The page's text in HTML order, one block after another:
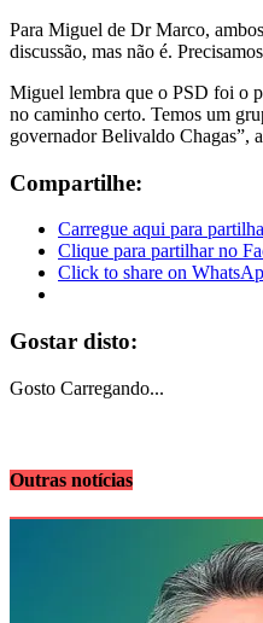
Para Miguel de Dr Marco,
discussão, mas não é.
Miguel lembra que o PSD foi o
no caminho certo. Temos um
governador Belivaldo Chagas”,
Compartilhe:
Carregue aqui para
Clique para partilhar no
Click to share on
Gostar disto:
Gosto Carregando...
Outras notícias